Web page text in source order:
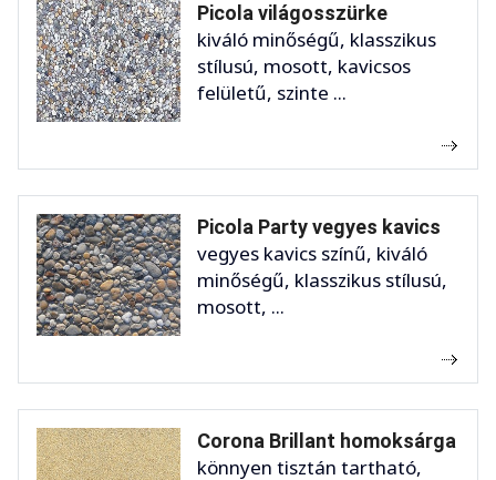
Picola világosszürke
kiváló minőségű, klasszikus
stílusú, mosott, kavicsos
felületű, szinte ...
Picola Party vegyes kavics
vegyes kavics színű, kiváló
minőségű, klasszikus stílusú,
mosott, ...
Corona Brillant homoksárga
könnyen tisztán tartható,